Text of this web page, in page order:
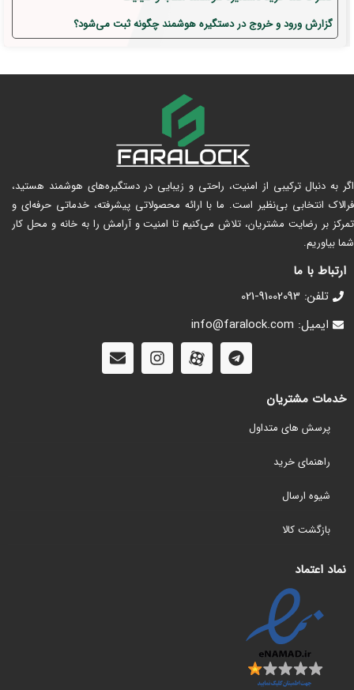
گزارش ورود و خروج در دستگیره هوشمند چگونه ثبت می‌شود؟
اگر به دنبال ترکیبی از امنیت، راحتی و زیبایی در دستگیره‌های هوشمند هستید،
فرالاک انتخابی بی‌نظیر است. ما با ارائه محصولاتی پیشرفته، خدماتی حرفه‌ای و
تمرکز بر رضایت مشتریان، تلاش می‌کنیم تا امنیت و آرامش را به خانه و محل کار
شما بیاوریم.
ارتباط با ما
تلفن: 91002093-021
ایمیل: info@faralock.com
خدمات مشتریان
پرسش های متداول
راهنمای خرید
شیوه ارسال
بازگشت کالا
نماد اعتماد